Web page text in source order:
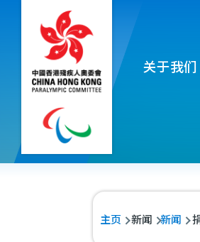
移至主內容
Main
关于我们
导
航
主页 新闻 新闻